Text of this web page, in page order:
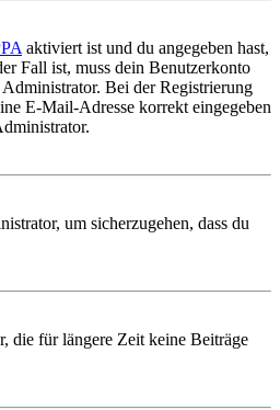
aktiviert ist und du angegeben hast,
Fall ist, muss dein Benutzerkonto
Bei der Registrierung
E-Mail-Adresse korrekt eingegeben
um sicherzugehen, dass du
die für längere Zeit keine Beiträge